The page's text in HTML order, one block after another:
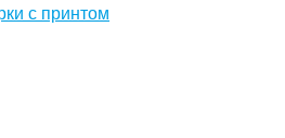
с принтом